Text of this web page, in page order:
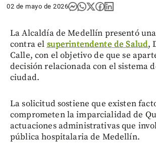
02 de mayo de 2026
La Alcaldía de Medellín presentó
contra el superintendente de Salud,
Calle, con el objetivo de que se
decisión relacionada con el sistema
ciudad.
La solicitud sostiene que existen
comprometen la imparcialidad de
actuaciones administrativas que
pública hospitalaria de Medellín.